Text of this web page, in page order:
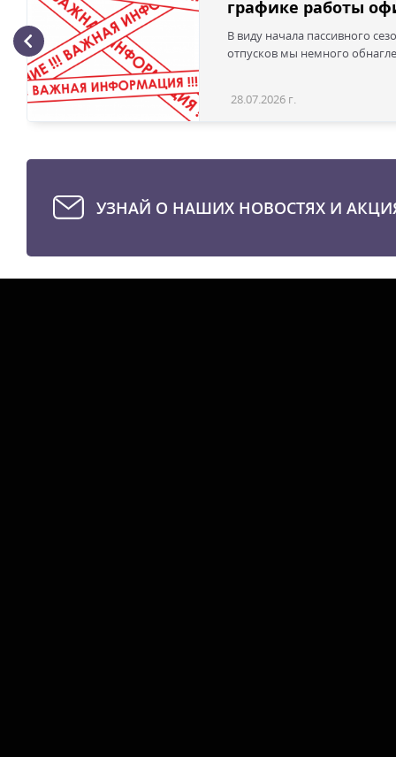
графике работы
В виду начала пассивного
отпусков мы немного
28.07.2026 г.
УЗНАЙ О НАШИХ НОВОСТЯХ И